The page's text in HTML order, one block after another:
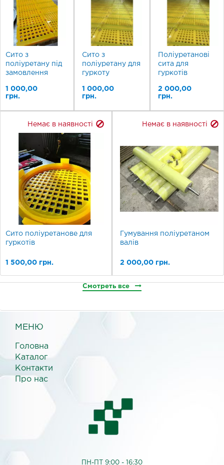
Сито з
поліуретану під
замовлення
1 000,00
грн.
Сито з
поліуретану для
гуркоту
1 000,00
грн.
Поліуретанові
сита для
гуркотів
2 000,00
грн.
Немає в наявності
Сито поліуретанове для
гуркотів
1 500,00 грн.
Немає в наявності
Гумування поліуретаном
валів
2 000,00 грн.
Смотреть все
МЕНЮ
Головна
Каталог
Контакти
Про нас
ПН-ПТ 9:00 - 16:30